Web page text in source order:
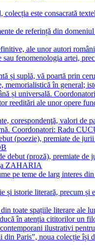
colecția este consacrată
de referință din
ale unor autori
fenomenologia artei,
și suplă, vă poartă prin
memorialistică în general;
și universală.
reeditări ale unor opere
corespondenţă, valori
Coordonatori: Radu
(poezie), premiate de
debut (proză), premiate de
ZAHARIA
pe teme de larg interes
și istorie literară, precum
din toate spațiile literare
în atenția cititorilor un
ilustrativi
Paris”, noua colecție își